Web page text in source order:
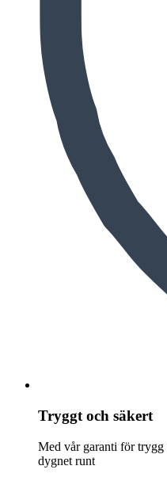
Tryggt och säkert
Med vår garanti för trygg
dygnet runt